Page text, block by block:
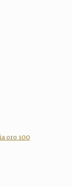
oro 100